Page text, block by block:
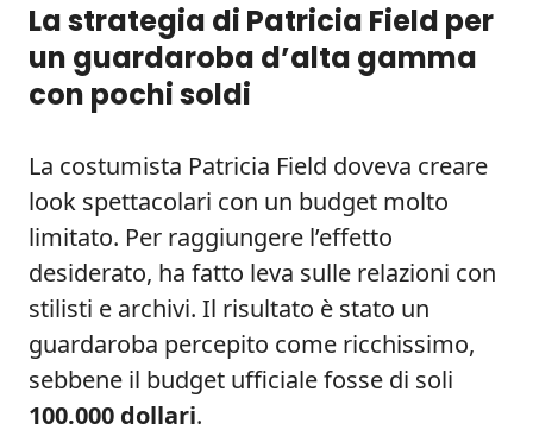
La strategia di Patricia Field per
un guardaroba d’alta gamma
con pochi soldi
La costumista Patricia Field doveva creare
look spettacolari con un budget molto
limitato. Per raggiungere l’effetto
desiderato, ha fatto leva sulle relazioni con
stilisti e archivi. Il risultato è stato un
guardaroba percepito come ricchissimo,
sebbene il budget ufficiale fosse di soli
100.000 dollari.